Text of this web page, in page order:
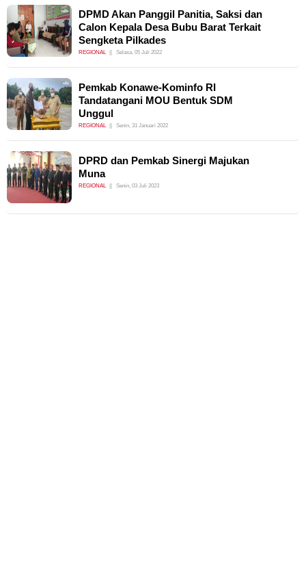
DPMD Akan Panggil Panitia, Saksi dan
Calon Kepala Desa Bubu Barat Terkait
Sengketa Pilkades
REGIONAL Selasa, 05 Juli 2022
Pemkab Konawe-Kominfo RI
Tandatangani MOU Bentuk SDM
Unggul
REGIONAL Senin, 31 Januari 2022
DPRD dan Pemkab Sinergi Majukan
Muna
REGIONAL Senin, 03 Juli 2023